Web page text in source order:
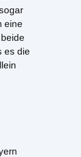
eine
es die